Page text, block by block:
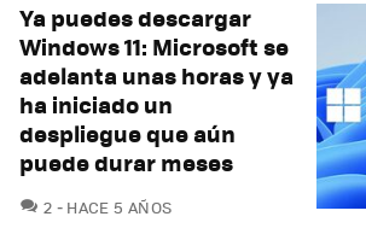
Ya puedes descargar
Windows 11: Microsoft se
adelanta unas horas y ya
ha iniciado un
despliegue que aún
puede durar meses
2 COMENTARIOS
HACE 5 AÑOS